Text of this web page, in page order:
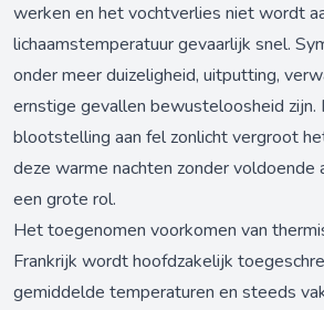
werken en het vochtverlies niet wordt
lichaamstemperatuur gevaarlijk snel.
onder meer duizeligheid, uitputting,
ernstige gevallen bewusteloosheid zijn.
blootstelling aan fel zonlicht vergroot
deze warme nachten zonder voldoende
een grote rol.
Het toegenomen voorkomen van
Frankrijk wordt hoofdzakelijk
gemiddelde temperaturen en steeds